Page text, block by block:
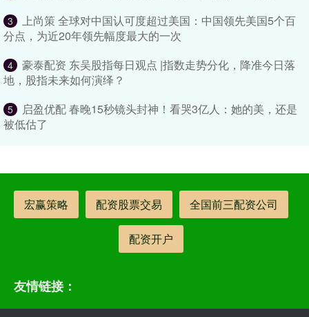
3
上尚策 全球对中国认可度超过美国：中国领先美国5个百
分点，为近20年领先幅度最大的一次
4
豪泰配资 东吴股指每日观点 |指数走势分化，降准今日落
地，股指未来如何演绎？
5
启盈优配 春晚15秒镜头封神！看哭3亿人：她的美，还是
被低估了
宏赢策略 配资股票交易 全国前三配资公司
配资开户
友情链接：